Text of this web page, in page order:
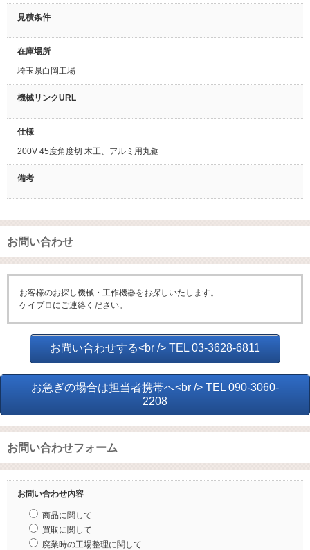
見積条件
在庫場所
埼玉県白岡工場
機械リンクURL
仕様
200V 45度角度切 木工、アルミ用丸鋸
備考
お問い合わせ
お客様のお探し機械・工作機器をお探しいたします。
ケイプロにご連絡ください。
お問い合わせする<br /> TEL 03-3628-6811
お急ぎの場合は担当者携帯へ<br /> TEL 090-3060-
2208
お問い合わせフォーム
お問い合わせ内容
商品に関して
買取に関して
廃業時の工場整理に関して